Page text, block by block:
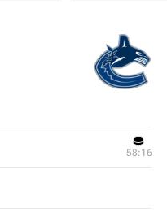
58:16